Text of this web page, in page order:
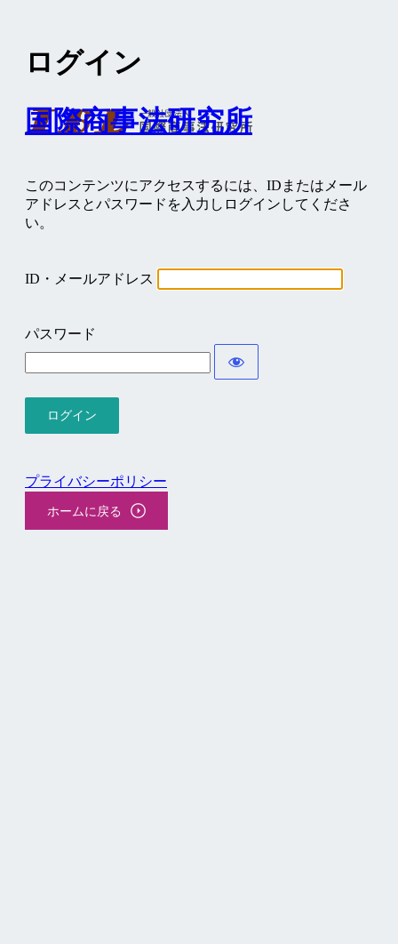
ログイン
国際商事法研究所
このコンテンツにアクセスするには、IDまたはメール
アドレスとパスワードを入力しログインしてくださ
い。
ID・メールアドレス
パスワード
プライバシーポリシー
ホームに戻る